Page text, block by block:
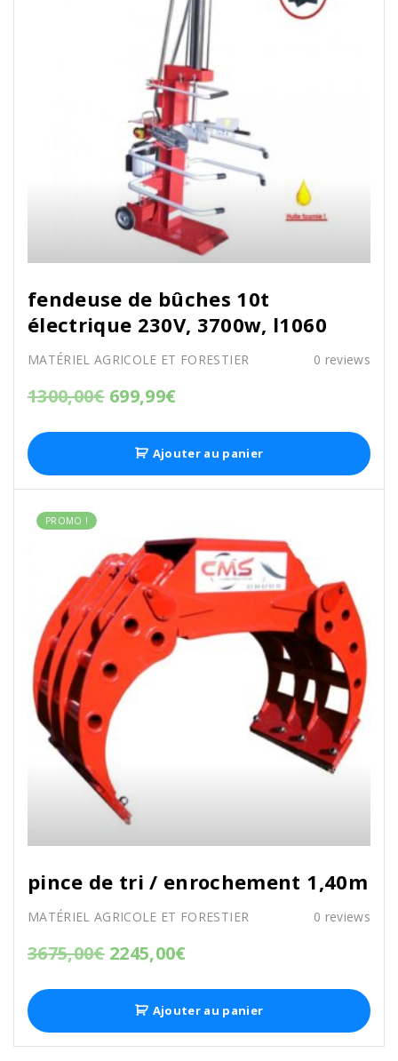
fendeuse de bûches 10t
électrique 230V, 3700w, l1060
MATÉRIEL AGRICOLE ET FORESTIER 0 reviews
1300,00€ 699,99€
Ajouter au panier
PROMO !
pince de tri / enrochement 1,40m
MATÉRIEL AGRICOLE ET FORESTIER 0 reviews
3675,00€ 2245,00€
Ajouter au panier